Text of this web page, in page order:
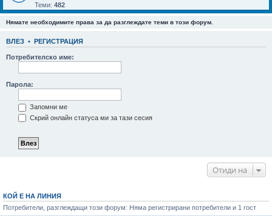
Теми: 482
Нямате необходимите права за да разглеждате теми в този форум.
ВЛЕЗ • РЕГИСТРАЦИЯ
Потребителско име:
Парола:
Запомни ме
Скрий онлайн статуса ми за тази сесия
Отиди на
КОЙ Е НА ЛИНИЯ
Потребители, разглеждащи този форум: Няма регистрирани потребители и 1 гост